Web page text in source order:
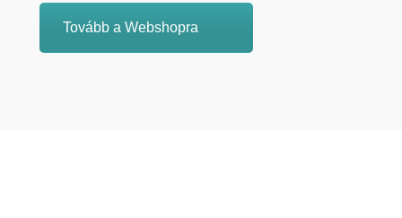
Tovább a Webshopra